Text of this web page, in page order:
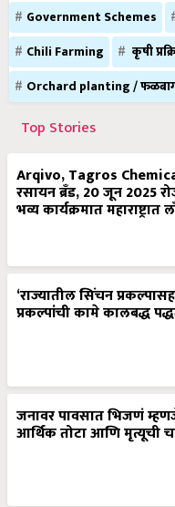
Government Schemes
Chili Farming
कृषी
Orchard planting /
Top Stories
Arqivo, Tagros
रसायन ब्रँड, 20 जून 2025
भव्य कार्यक्रमात
‘राज्यातील सिंचन
प्रकल्पांची कामे कालबद्ध
जनावर पावसात भिजणं
आर्थिक तोटा आणि मृत्यूची